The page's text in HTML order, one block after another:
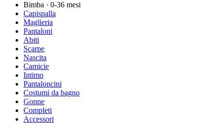
Bimba · 0-36 mesi
Capispalla
Maglieria
Pantaloni
Abiti
Scarpe
Nascita
Camicie
Intimo
Pantaloncini
Costumi da bagno
Gonne
Completi
Accessori